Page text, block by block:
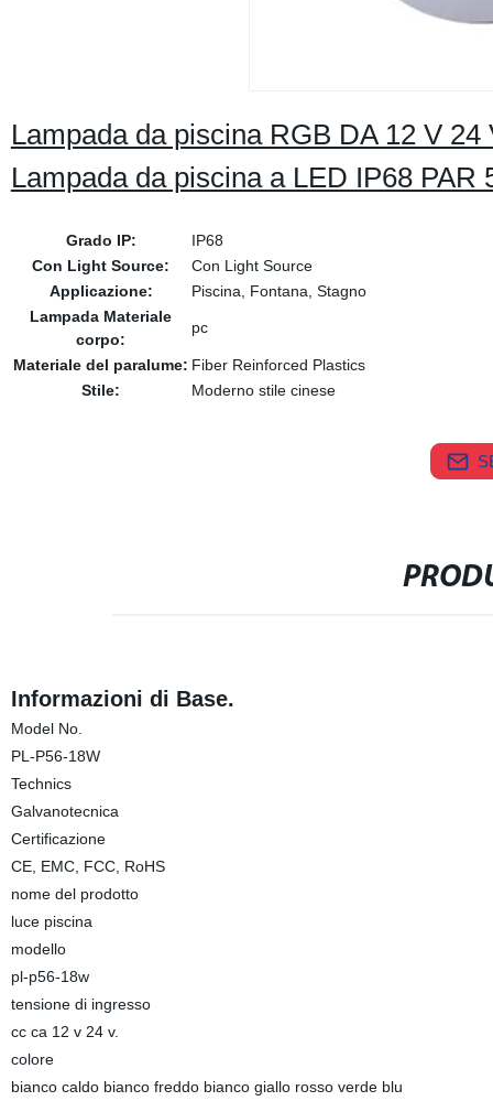
Lampada da piscina RGB DA 12 V
Lampada da piscina a LED IP68 PAR
Grado IP:
IP68
Con Light Source:
Con Light Source
Applicazione:
Piscina, Fontana, Stagno
Lampada Materiale
corpo:
pc
Materiale del paralume: Fiber Reinforced Plastics
Stile:
Moderno stile cinese
Informazioni di Base.
Model No.
PL-P56-18W
Technics
Galvanotecnica
Certificazione
CE, EMC, FCC, RoHS
nome del prodotto
luce piscina
modello
pl-p56-18w
tensione di ingresso
cc ca 12 v 24 v.
colore
bianco caldo bianco freddo bianco giallo rosso verde blu